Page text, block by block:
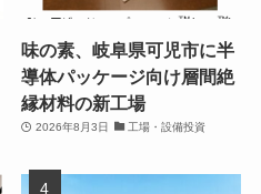
味の素、岐阜県可児市に半
導体パッケージ向け層間絶
縁材料の新工場
2026年8月3日 工場・設備投資